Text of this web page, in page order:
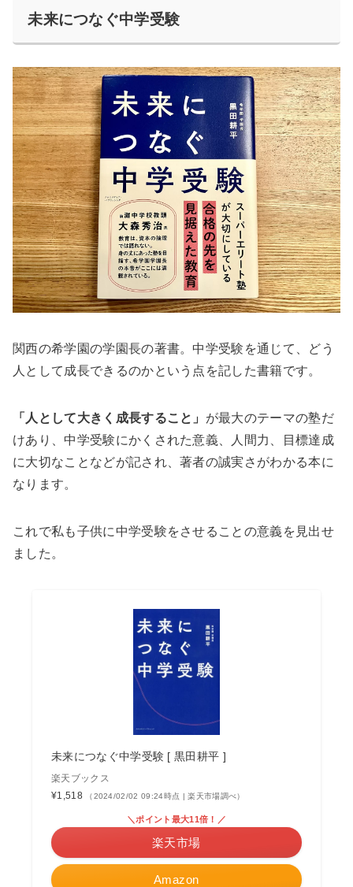
未来につなぐ中学受験
関西の希学園の学園長の著書。中学受験を通じて、どう
人として成長できるのかという点を記した書籍です。
「人として大きく成長すること」 が最大のテーマの塾だ
けあり、中学受験にかくされた意義、人間力、目標達成
に大切なことなどが記され、著者の誠実さがわかる本に
なります。
これで私も子供に中学受験をさせることの意義を見出せ
ました。
未来につなぐ中学受験 [ 黒田耕平 ]
楽天ブックス
¥1,518
（2024/02/02 09:24時点 | 楽天市場調べ）
Amazon
＼ポイント最大11倍！／
楽天市場